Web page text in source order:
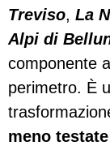
Treviso, La
Alpi di
componente
perimetro. È
meno